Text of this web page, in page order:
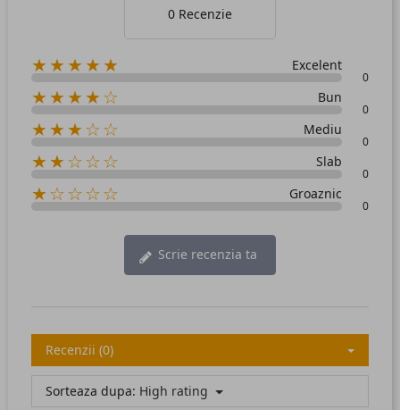
0 Recenzie
★★★★★ Excelent
0
★★★★☆ Bun
0
★★★☆☆ Mediu
0
★★☆☆☆ Slab
0
★☆☆☆☆ Groaznic
0
Scrie recenzia ta
Recenzii (0)
Sorteaza dupa: High rating